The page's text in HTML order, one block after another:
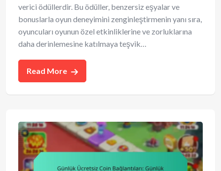
verici ödüllerdir. Bu ödüller, benzersiz eşyalar ve
bonuslarla oyun deneyimini zenginleştirmenin yanı sıra,
oyuncuları oyunun özel etkinliklerine ve zorluklarına
daha derinlemesine katılmaya teşvik…
Read More